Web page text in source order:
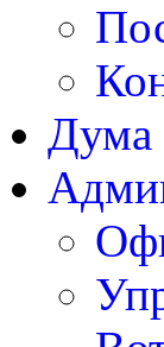
Дума